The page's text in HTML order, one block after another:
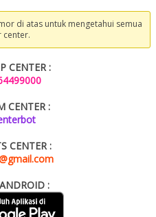
di atas untuk mengetahui semua
center.
CENTER :
CENTER :
CENTER :
: